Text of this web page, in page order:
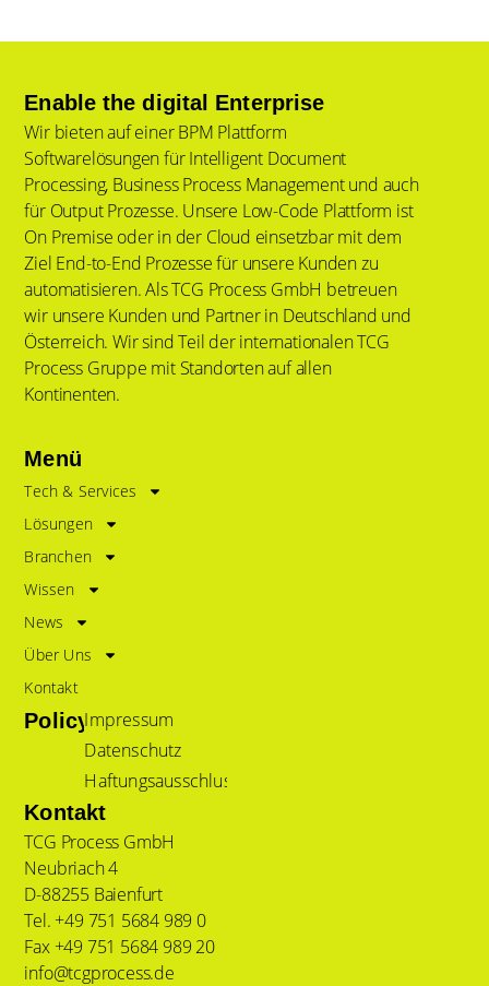
Enable the digital Enterprise
Wir bieten auf einer BPM Plattform
Softwarelösungen für Intelligent Document
Processing, Business Process Management und auch
für Output Prozesse. Unsere Low-Code Plattform ist
On Premise oder in der Cloud einsetzbar mit dem
Ziel End-to-End Prozesse für unsere Kunden zu
automatisieren. Als TCG Process GmbH betreuen
wir unsere Kunden und Partner in Deutschland und
Österreich. Wir sind Teil der internationalen TCG
Process Gruppe mit Standorten auf allen
Kontinenten.
Menü
Tech & Services
Lösungen
Branchen
Wissen
News
Über Uns
Kontakt
PolicyImpressum
Datenschutz
Haftungsausschluss
Kontakt
TCG Process GmbH
Neubriach 4
D-88255 Baienfurt
Tel. +49 751 5684 989 0
Fax +49 751 5684 989 20
info@tcgprocess.de